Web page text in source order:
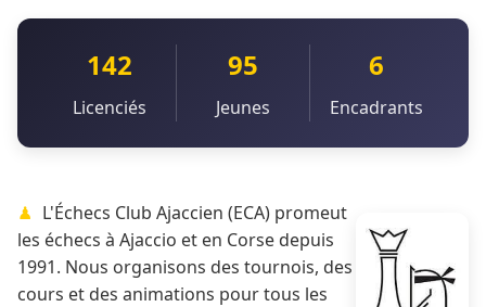
142
Licenciés
95
Jeunes
6
Encadrants
L'Échecs Club Ajaccien (ECA) promeut
les échecs à Ajaccio et en Corse depuis
1991. Nous organisons des tournois, des
cours et des animations pour tous les